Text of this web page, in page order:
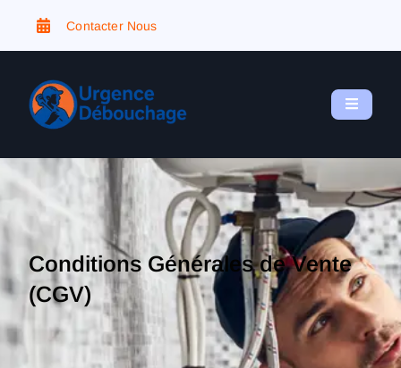
Contacter Nous
Conditions Générales de Vente
(CGV)